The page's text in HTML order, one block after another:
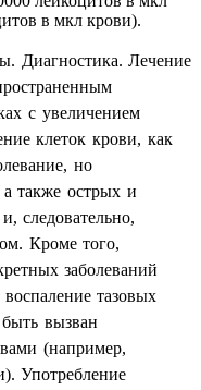
в мкл крови).
с увеличением
клеток крови, как
но
также острых и
следовательно,
Кроме того,
заболеваний
тазовых
вызван
(например,
Употребление